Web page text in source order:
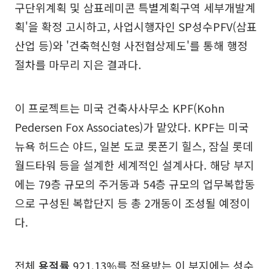
구단위계획 및 삼표레미콘 특별계획구역 세부개발계
획'을 확정 고시하고, 사업시행자인 SP성수PFV(삼표
산업 등)와 '건축혁신형 사전협상제도'를 통해 행정
절차를 마무리 지은 결과다.
이 프로젝트는 미국 건축사사무소 KPF(Kohn
Pedersen Fox Associates)가 맡았다. KPF는 미국
뉴욕 허드슨 야드, 일본 도쿄 롯폰기 힐스, 잠실 롯데
월드타워 등을 설계한 세계적인 설계사다. 해당 부지
에는 79층 규모의 주거동과 54층 규모의 업무복합동
으로 구성된 복합단지 등 총 2개동이 조성될 예정이
다.
전체 용적률 921.13%를 적용받는 이 부지에는 성수